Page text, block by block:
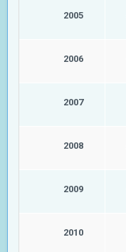
2005
2006
2007
2008
2009
2010